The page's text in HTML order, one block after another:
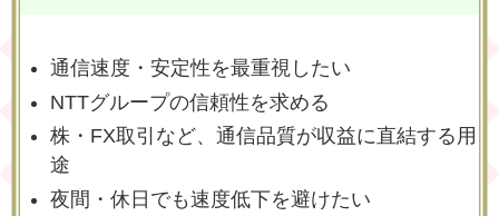
通信速度・安定性を最重視したい
NTTグループの信頼性を求める
株・FX取引など、通信品質が収益に直結する用
途
夜間・休日でも速度低下を避けたい